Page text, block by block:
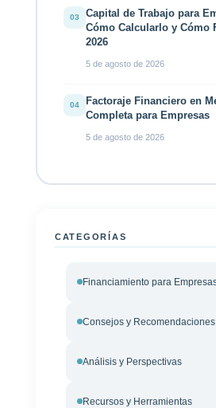
03
Capital de Trabajo para
Cómo Calcularlo y Cómo
2026
5 de agosto de 2026
04
Factoraje Financiero en
Completa para Empresas
5 de agosto de 2026
CATEGORÍAS
Financiamiento para
Consejos y Recomendaciones
Análisis y Perspectivas
Recursos y Herramientas